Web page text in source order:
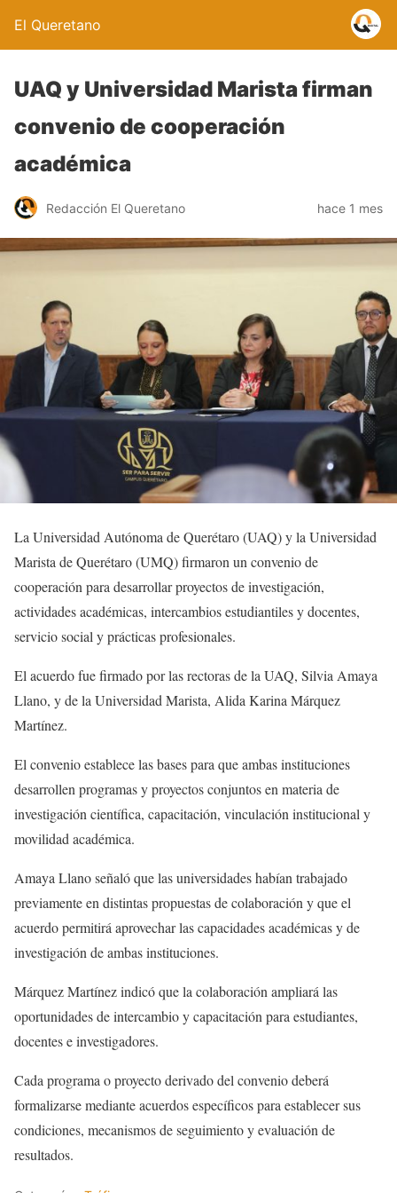
El Queretano
UAQ y Universidad Marista firman
convenio de cooperación
académica
Redacción El Queretano hace 1 mes
La Universidad Autónoma de Querétaro (UAQ) y la Universidad
Marista de Querétaro (UMQ) firmaron un convenio de
cooperación para desarrollar proyectos de investigación,
actividades académicas, intercambios estudiantiles y docentes,
servicio social y prácticas profesionales.
El acuerdo fue firmado por las rectoras de la UAQ, Silvia Amaya
Llano, y de la Universidad Marista, Alida Karina Márquez
Martínez.
El convenio establece las bases para que ambas instituciones
desarrollen programas y proyectos conjuntos en materia de
investigación científica, capacitación, vinculación institucional y
movilidad académica.
Amaya Llano señaló que las universidades habían trabajado
previamente en distintas propuestas de colaboración y que el
acuerdo permitirá aprovechar las capacidades académicas y de
investigación de ambas instituciones.
Márquez Martínez indicó que la colaboración ampliará las
oportunidades de intercambio y capacitación para estudiantes,
docentes e investigadores.
Cada programa o proyecto derivado del convenio deberá
formalizarse mediante acuerdos específicos para establecer sus
condiciones, mecanismos de seguimiento y evaluación de
resultados.